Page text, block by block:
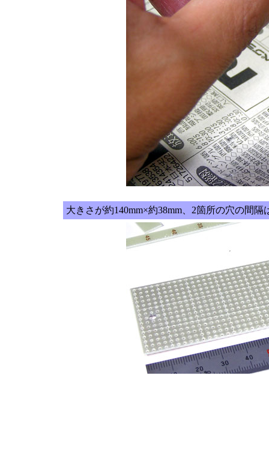
大きさが約140mm×約38mm、2箇所の穴の間